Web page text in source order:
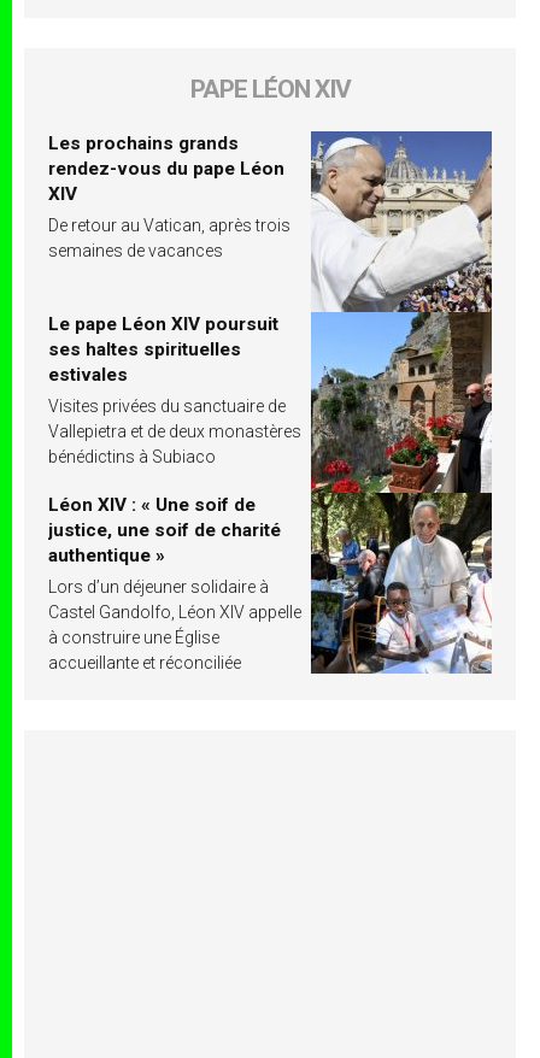
PAPE LÉON XIV
Les prochains grands
rendez-vous du pape Léon
XIV
De retour au Vatican, après trois
semaines de vacances
Le pape Léon XIV poursuit
ses haltes spirituelles
estivales
Visites privées du sanctuaire de
Vallepietra et de deux monastères
bénédictins à Subiaco
Léon XIV : « Une soif de
justice, une soif de charité
authentique »
Lors d’un déjeuner solidaire à
Castel Gandolfo, Léon XIV appelle
à construire une Église
accueillante et réconciliée